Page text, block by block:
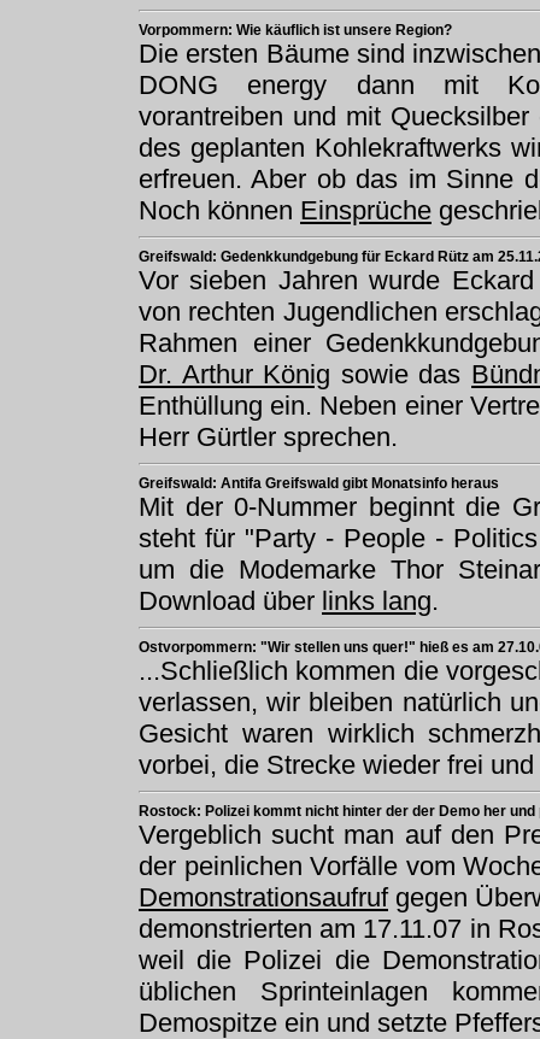
Vorpommern: Wie käuflich ist unsere Region?
Die ersten Bäume sind
DONG energy dann mit
vorantreiben und mit
des geplanten Kohlekraftwerks
erfreuen. Aber ob das im Sinne
Noch können Einsprüche
Greifswald: Gedenkkundgebung für Eckard Rütz am
Vor sieben Jahren wurde
von rechten Jugendlichen
Rahmen einer
Dr. Arthur König sowie das
Enthüllung ein. Neben einer
Herr Gürtler sprechen.
Greifswald: Antifa Greifswald gibt Monatsinfo heraus
Mit der 0-Nummer beginnt die
steht für "Party - People -
um die Modemarke Thor
Download über links lang.
Ostvorpommern: "Wir stellen uns quer!" hieß es am
...Schließlich kommen die
verlassen, wir bleiben natürlich
Gesicht waren wirklich
vorbei, die Strecke wieder frei
Rostock: Polizei kommt nicht hinter der der Demo her
Vergeblich sucht man auf den
der peinlichen Vorfälle vom
Demonstrationsaufrufgegen
demonstrierten am 17.11.07 in
weil die Polizei die
üblichen Sprinteinlagen
Demospitze ein und setzte